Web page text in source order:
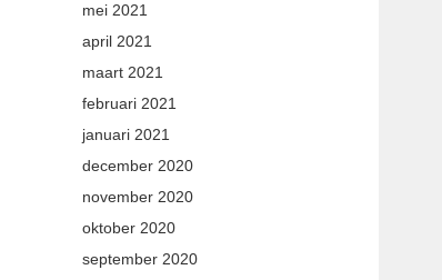
mei 2021
april 2021
maart 2021
februari 2021
januari 2021
december 2020
november 2020
oktober 2020
september 2020